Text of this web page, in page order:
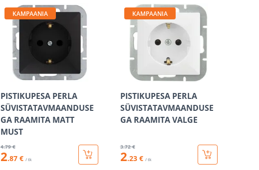
KAMPAANIA
PISTIKUPESA PERLA
SÜVISTATAVMAANDUSE
GA RAAMITA MATT
MUST
4.79 €
2.87 € / tk
KAMPAANIA
PISTIKUPESA PERLA
SÜVISTATAVMAANDUSE
GA RAAMITA VALGE
3.72 €
2.23 € / tk